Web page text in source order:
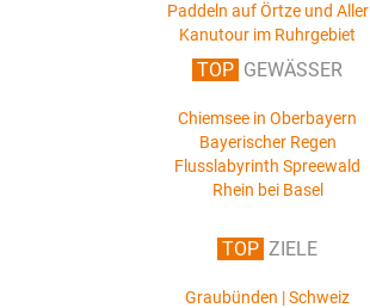
Paddeln auf Örtze und Aller
Kanutour im Ruhrgebiet
TOP GEWÄSSER
Chiemsee in Oberbayern
Bayerischer Regen
Flusslabyrinth Spreewald
Rhein bei Basel
TOP ZIELE
Graubünden | Schweiz